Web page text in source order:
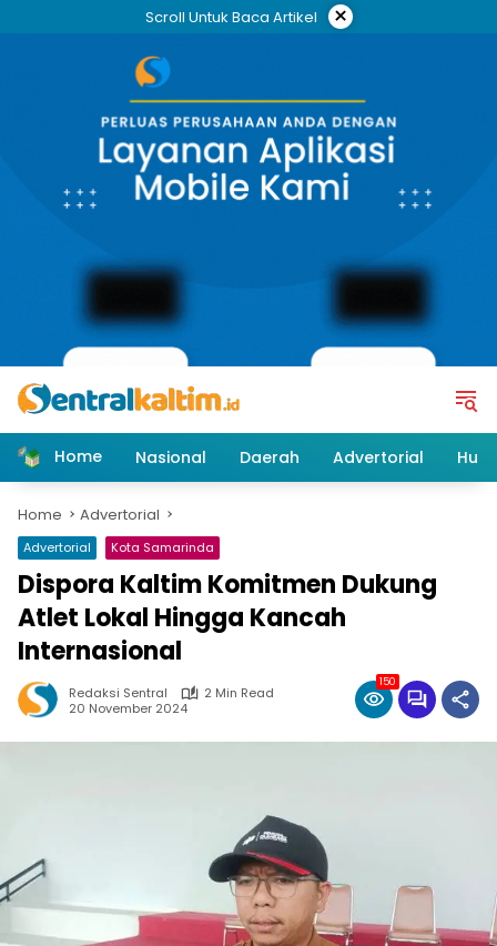
Scroll Untuk Baca Artikel ×
Home Nasional Daerah Advertorial
Home Advertorial
Advertorial Kota Samarinda
Dispora Kaltim Komitmen Dukung
Atlet Lokal Hingga Kancah
Internasional
Redaksi Sentral
2 Min Read
20 November 2024
150